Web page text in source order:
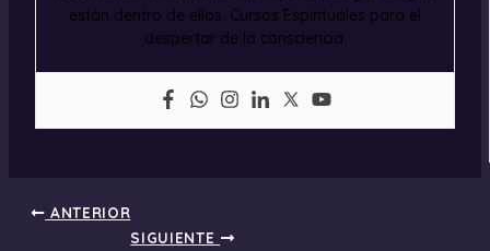
están dentro de ellos. Cursos Espirituales para el
despertar de la consciencia.
ANTERIOR
SIGUIENTE